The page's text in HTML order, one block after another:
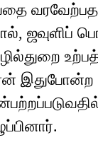
ஜவுளிப்
இதுபோன்ற